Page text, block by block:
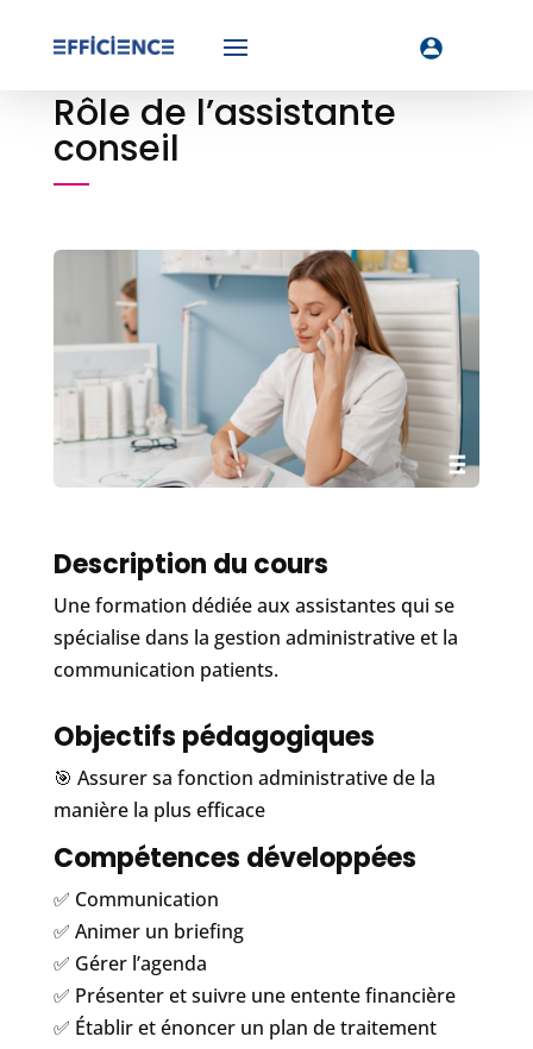
Rôle de l’assistante
conseil
Description du cours
Une formation dédiée aux assistantes qui se
spécialise dans la gestion administrative et la
communication patients.
Objectifs pédagogiques
🎯 Assurer sa fonction administrative de la
manière la plus efficace
Compétences développées
✅ Communication
✅ Animer un briefing
✅ Gérer l’agenda
✅ Présenter et suivre une entente financière
✅ Établir et énoncer un plan de traitement